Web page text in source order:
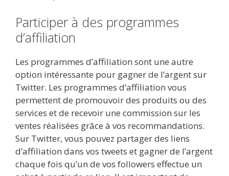
Participer à des programmes
d’affiliation
Les programmes d’affiliation sont une autre
option intéressante pour gagner de l’argent sur
Twitter. Les programmes d’affiliation vous
permettent de promouvoir des produits ou des
services et de recevoir une commission sur les
ventes réalisées grâce à vos recommandations.
Sur Twitter, vous pouvez partager des liens
d’affiliation dans vos tweets et gagner de l’argent
chaque fois qu’un de vos followers effectue un